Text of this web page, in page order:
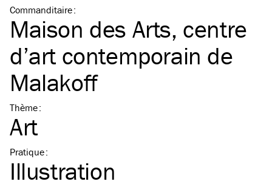
Commanditaire:
Maison des Arts, centre
d’art contemporain de
Malakoff
Thème:
Art
Pratique:
Illustration